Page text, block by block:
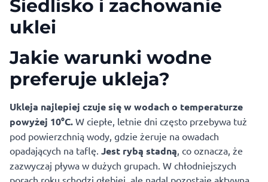
Siedlisko i zachowanie
uklei
Jakie warunki wodne
preferuje ukleja?
Ukleja najlepiej czuje się w wodach o temperaturze
powyżej 10°C. W ciepłe, letnie dni często przebywa tuż
pod powierzchnią wody, gdzie żeruje na owadach
opadających na taflę. Jest rybą stadną, co oznacza, że
zazwyczaj pływa w dużych grupach. W chłodniejszych
porach roku schodzi głębiej, ale nadal pozostaje aktywna.